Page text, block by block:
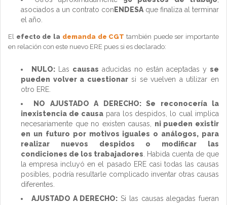
asociados a un contrato con ENDESA que finaliza al terminar
el año.
El efecto de la demanda de CGT también puede ser importante
en relación con este nuevo ERE pues si es declarado:
NULO: Las causas aducidas no están aceptadas y se
pueden volver a cuestionarsi se vuelven a utilizar en
otro ERE.
NO AJUSTADO A DERECHO: Se reconocería la
inexistencia de causapara los despidos, lo cual implica
necesariamente que no existen causas, ni pueden existir
en un futuro por motivos iguales o análogos, para
realizar nuevos despidos o modificar las
condiciones de los trabajadores . Habida cuenta de que
la empresa incluyó en el pasado ERE casi todas las causas
posibles, podría resultarle complicado inventar otras causas
diferentes.
AJUSTADO A DERECHO: Si las causas alegadas fueran